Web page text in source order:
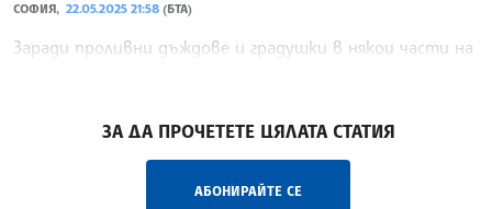
СОФИЯ, 22.05.2025 21:58 (БТА)
Заради проливни дъждове и градушки в някои части на
ЗА ДА ПРОЧЕТЕТЕ ЦЯЛАТА СТАТИЯ
АБОНИРАЙТЕ СЕ